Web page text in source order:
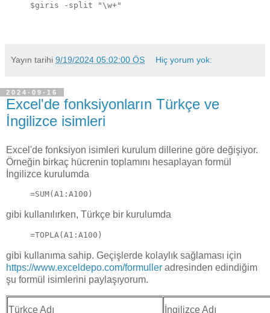
$giris -split "\w+"
Yayın tarihi 9/19/2024 05:02:00 ÖS Hiç yorum yok:
2024-09-16
Excel'de fonksiyonların Türkçe ve
İngilizce isimleri
Excel'de fonksiyon isimleri kurulum dillerine göre değişiyor.
Örneğin birkaç hücrenin toplamını hesaplayan formül
İngilizce kurulumda
=SUM(A1:A100)
gibi kullanılırken, Türkçe bir kurulumda
=TOPLA(A1:A100)
gibi kullanıma sahip. Geçişlerde kolaylık sağlaması için
https://www.exceldepo.com/formuller adresinden edindiğim
şu formül isimlerini paylaşıyorum.
Türkçe Adı İngilizce Adı